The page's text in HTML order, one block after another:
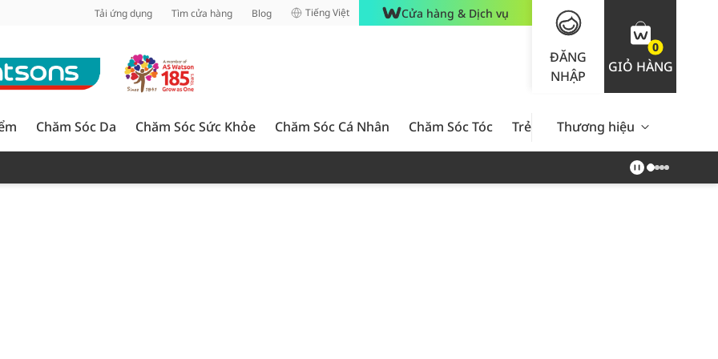
Tải ứng dụng Tìm cửa hàng Blog Tiếng Việt Cửa hàng & Dịch vụ
ĐĂNG
NHẬP
0
GIỎ HÀNG
Chăm Sóc Da Chăm Sóc Sức Khỏe Chăm Sóc Cá Nhân Chăm Sóc Tóc Trẻ Em Nam Giới Chăm Sóc
Thương hiệu